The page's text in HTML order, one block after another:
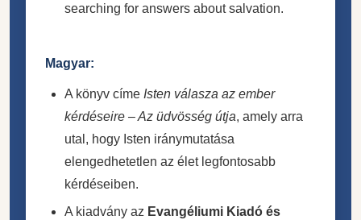
searching for answers about salvation.
Magyar:
A könyv címe Isten válasza az ember
kérdéseire – Az üdvösség útja, amely arra
utal, hogy Isten iránymutatása
elengedhetetlen az élet legfontosabb
kérdéseiben.
A kiadvány az Evangéliumi Kiadó és